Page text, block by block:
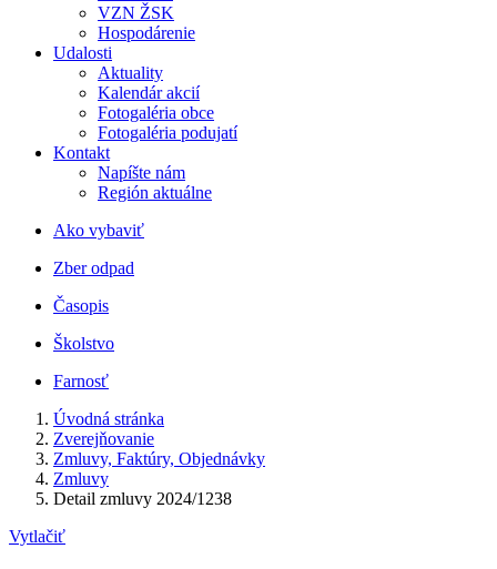
VZN ŽSK
Hospodárenie
Udalosti
Aktuality
Kalendár akcií
Fotogaléria obce
Fotogaléria podujatí
Kontakt
Napíšte nám
Región aktuálne
Ako vybaviť
Zber odpad
Časopis
Školstvo
Farnosť
Úvodná stránka
Zverejňovanie
Zmluvy, Faktúry, Objednávky
Zmluvy
Detail zmluvy 2024/1238
Vytlačiť